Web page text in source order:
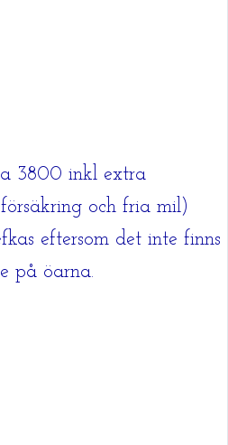
3800 inkl extra
och fria mil)
eftersom det inte finns
på öarna.